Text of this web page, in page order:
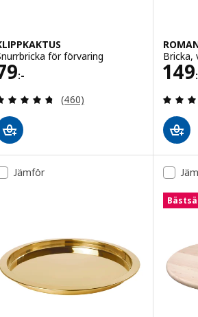
för förvaring
:- 79:-
Recensera: 4.7 utav 5
(460)
Bricka,
149
Pris
Jämför